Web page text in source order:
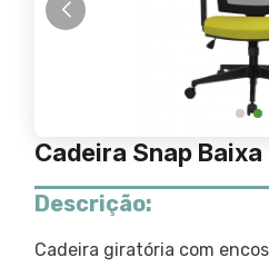
Cadeira Snap Baixa
Descrição:
Cadeira giratória com